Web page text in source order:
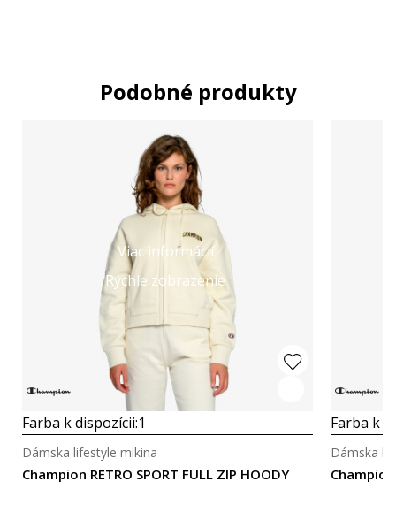
Podobné produkty
Viac informácií
Rýchle zobrazenie
Farba k dispozícii:1
Champion RETRO SPORT FULL ZIP HOODY
Dámska lifestyle mikina
Farba k
Champion
Dámska